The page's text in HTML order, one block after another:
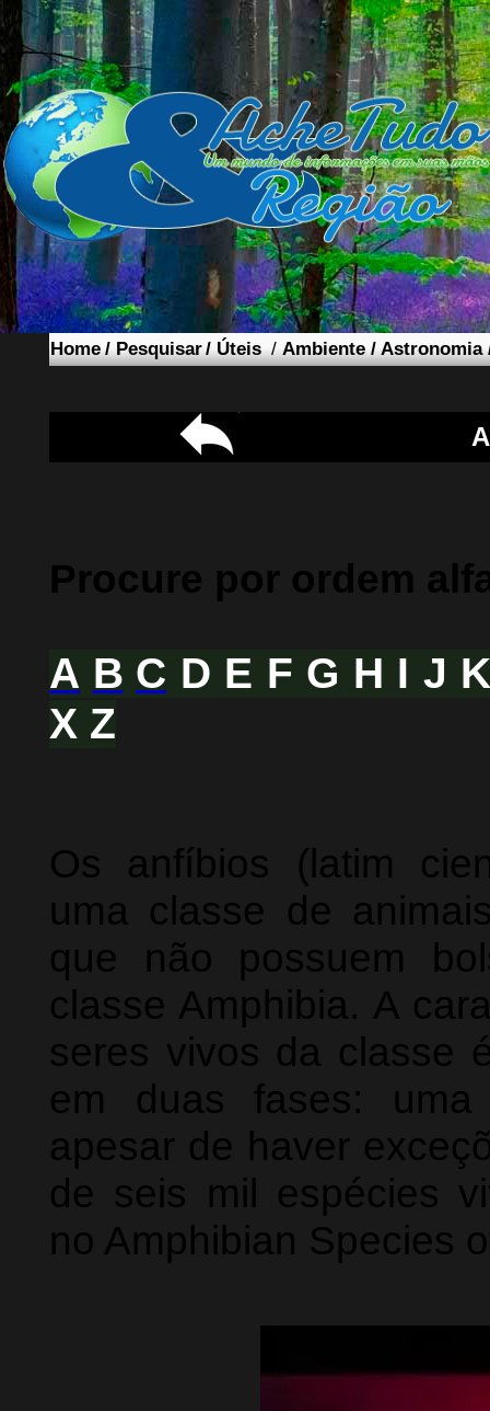
Home/Pesquisar/Úteis/Ambiente /Astronomia
Procure por ordem
A B C D E F G H I J
X Z
Os anfíbios (latim
uma classe de
que não possuem
classe Amphibia. A
seres vivos da classe
em duas fases:
apesar de haver
de seis mil espécies
no Amphibian Species